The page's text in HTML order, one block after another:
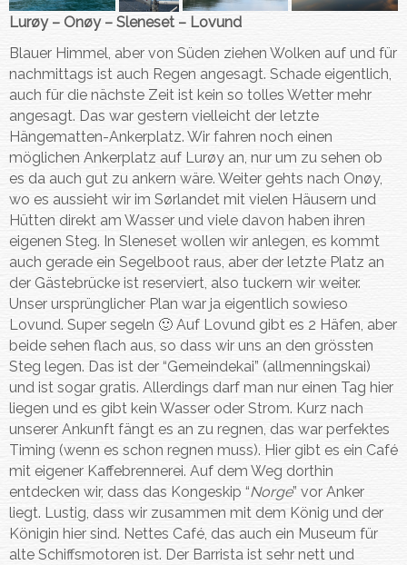
Lurøy – Onøy – Sleneset – Lovund
Blauer Himmel, aber von Süden ziehen Wolken auf und für
nachmittags ist auch Regen angesagt. Schade eigentlich,
auch für die nächste Zeit ist kein so tolles Wetter mehr
angesagt. Das war gestern vielleicht der letzte
Hängematten-Ankerplatz. Wir fahren noch einen
möglichen Ankerplatz auf Lurøy an, nur um zu sehen ob
es da auch gut zu ankern wäre. Weiter gehts nach Onøy,
wo es aussieht wir im Sørlandet mit vielen Häusern und
Hütten direkt am Wasser und viele davon haben ihren
eigenen Steg. In Sleneset wollen wir anlegen, es kommt
auch gerade ein Segelboot raus, aber der letzte Platz an
der Gästebrücke ist reserviert, also tuckern wir weiter.
Unser ursprünglicher Plan war ja eigentlich sowieso
Lovund. Super segeln 🙂 Auf Lovund gibt es 2 Häfen, aber
beide sehen flach aus, so dass wir uns an den grössten
Steg legen. Das ist der “Gemeindekai” (allmenningskai)
und ist sogar gratis. Allerdings darf man nur einen Tag hier
liegen und es gibt kein Wasser oder Strom. Kurz nach
unserer Ankunft fängt es an zu regnen, das war perfektes
Timing (wenn es schon regnen muss). Hier gibt es ein Café
mit eigener Kaffebrennerei. Auf dem Weg dorthin
entdecken wir, dass das Kongeskip “Norge” vor Anker
liegt. Lustig, dass wir zusammen mit dem König und der
Königin hier sind. Nettes Café, das auch ein Museum für
alte Schiffsmotoren ist. Der Barrista ist sehr nett und